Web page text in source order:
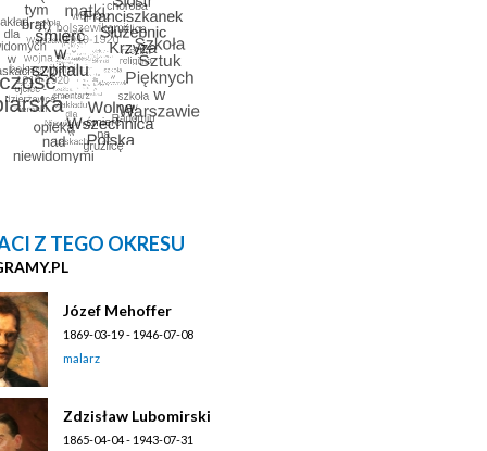
Z TEGO OKRESU
Józef Mehoffer
1869-03-19 - 1946-07-08
malarz
Zdzisław Lubomirski
1865-04-04 - 1943-07-31